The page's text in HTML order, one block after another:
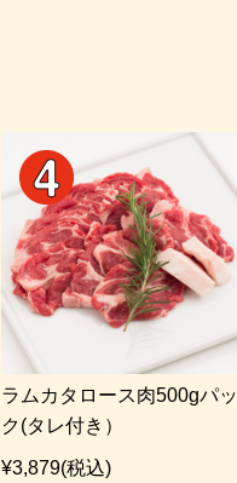
ラムカタロース肉500gパッ
ク(タレ付き）
¥3,879(税込)